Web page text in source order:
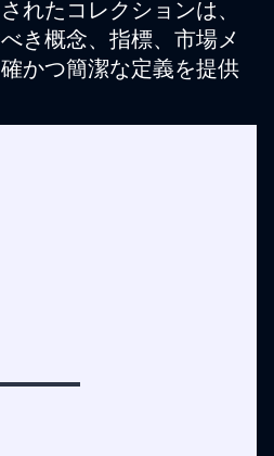
れたコレクションは、
き概念、指標、市場メ
かつ簡潔な定義を提供